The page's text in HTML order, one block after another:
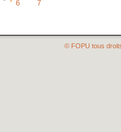
6 7
© FOPU tous